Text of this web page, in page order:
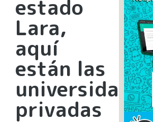
estado
Lara,
aquí
están las
universidades
privadas